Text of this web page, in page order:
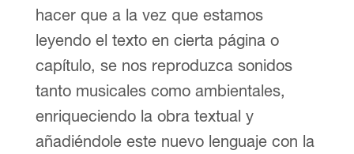
hacer que a la vez que estamos
leyendo el texto en cierta página o
capítulo, se nos reproduzca sonidos
tanto musicales como ambientales,
enriqueciendo la obra textual y
añadiéndole este nuevo lenguaje con la